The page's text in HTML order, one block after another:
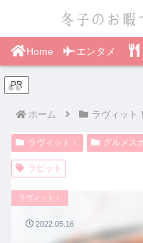
Home エンタメ
PR
ホーム ラヴィット！
ラヴィット！ グルメス
ラビット
ラヴィット！
2022.05.16